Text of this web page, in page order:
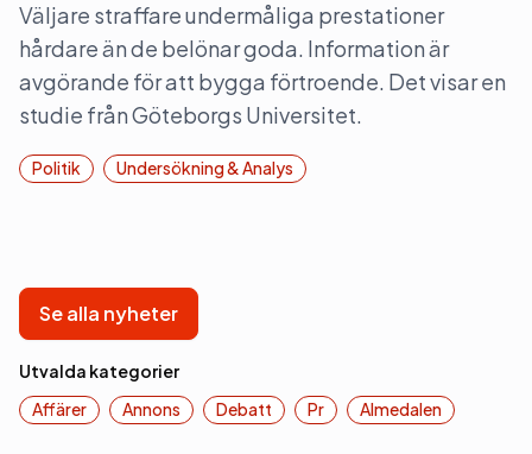
Väljare straffare undermåliga prestationer
hårdare än de belönar goda. Information är
avgörande för att bygga förtroende. Det visar en
studie från Göteborgs Universitet.
Politik Undersökning & Analys
Se alla nyheter
Utvalda kategorier
Affärer
Annons Debatt Pr Almedalen